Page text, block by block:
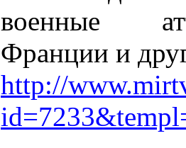
военные
Франции и
http://